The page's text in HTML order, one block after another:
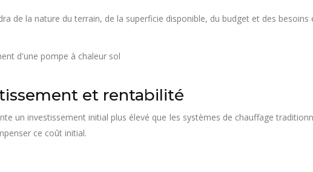
de la nature du terrain, de la superficie disponible, du budget et des
et rentabilité
un investissement initial plus élevé que les systèmes de chauffage
ce coût initial.